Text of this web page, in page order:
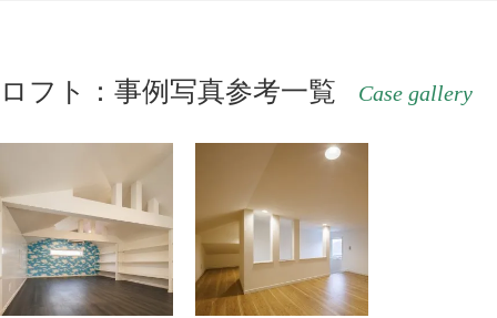
ロフト：事例写真参考一覧 Case gallery